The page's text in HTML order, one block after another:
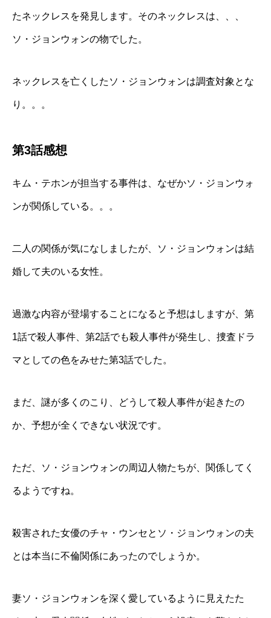
たネックレスを発見します。そのネックレスは、、、
ソ・ジョンウォンの物でした。
ネックレスを亡くしたソ・ジョンウォンは調査対象とな
り。。。
第3話感想
キム・テホンが担当する事件は、なぜかソ・ジョンウォ
ンが関係している。。。
二人の関係が気になしましたが、ソ・ジョンウォンは結
婚して夫のいる女性。
過激な内容が登場することになると予想はしますが、第
1話で殺人事件、第2話でも殺人事件が発生し、捜査ドラ
マとしての色をみせた第3話でした。
まだ、謎が多くのこり、どうして殺人事件が起きたの
か、予想が全くできない状況です。
ただ、ソ・ジョンウォンの周辺人物たちが、関係してく
るようですね。
殺害された女優のチャ・ウンセとソ・ジョンウォンの夫
とは本当に不倫関係にあったのでしょうか。
妻ソ・ジョンウォンを深く愛しているように見えたた